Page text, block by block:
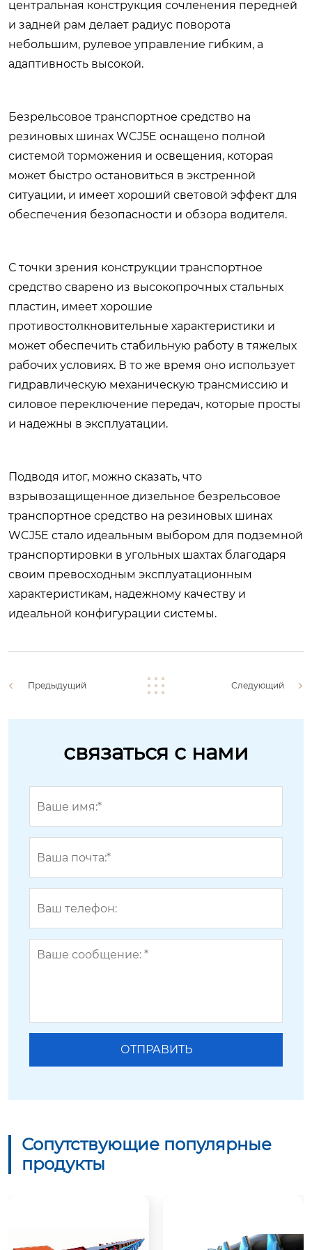
центральная конструкция сочленения передней
и задней рам делает радиус поворота
небольшим, рулевое управление гибким, а
адаптивность высокой.
Безрельсовое транспортное средство на
резиновых шинах WCJ5E оснащено полной
системой торможения и освещения, которая
может быстро остановиться в экстренной
ситуации, и имеет хороший световой эффект для
обеспечения безопасности и обзора водителя.
С точки зрения конструкции транспортное
средство сварено из высокопрочных стальных
пластин, имеет хорошие
противостолкновительные характеристики и
может обеспечить стабильную работу в тяжелых
рабочих условиях. В то же время оно использует
гидравлическую механическую трансмиссию и
силовое переключение передач, которые просты
и надежны в эксплуатации.
Подводя итог, можно сказать, что
взрывозащищенное дизельное безрельсовое
транспортное средство на резиновых шинах
WCJ5E стало идеальным выбором для подземной
транспортировки в угольных шахтах благодаря
своим превосходным эксплуатационным
характеристикам, надежному качеству и
идеальной конфигурации системы.
Предыдущий Следующий
связаться с нами
Сопутствующие популярные
продукты